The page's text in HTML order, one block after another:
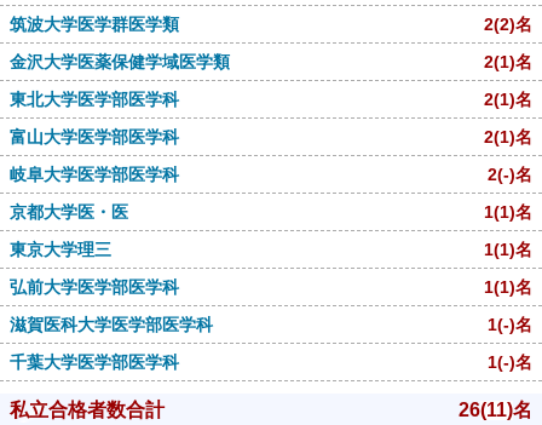
筑波大学医学群医学類
2(2)名
金沢大学医薬保健学域医学類
2(1)名
東北大学医学部医学科
2(1)名
富山大学医学部医学科
2(1)名
岐阜大学医学部医学科
2(-)名
京都大学医・医
1(1)名
東京大学理三
1(1)名
弘前大学医学部医学科
1(1)名
滋賀医科大学医学部医学科
1(-)名
千葉大学医学部医学科
1(-)名
私立合格者数合計 26(11)名